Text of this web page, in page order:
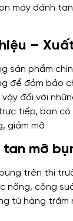
máy đánh
–
sản phẩm
để đảm bảo
đối với
tiếp, bạn
giảm mỡ
tan mỡ
trên thị
năng, công
từ hàng trăm